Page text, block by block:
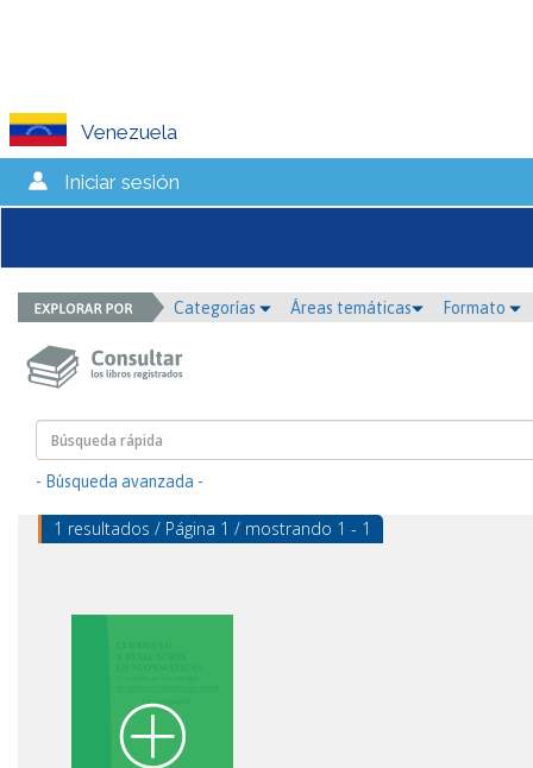
Venezuela
Iniciar sesión
Categorías Áreas temáticas Formato
- Búsqueda avanzada -
1 resultados / Página 1 / mostrando 1 - 1